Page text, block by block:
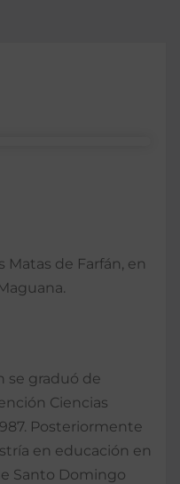
Matas de Farfán, en
se graduó de
Ciencias
Posteriormente
en educación en
Santo Domingo